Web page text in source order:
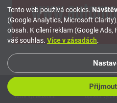
Nové vyhledávání Upravit
Inzerovat Mé hledání
Tento web používá cookies.
(Google Analytics, Microsoft
obsah. K cílení reklam (Google Ads,
váš souhlas. Více v zásadách.